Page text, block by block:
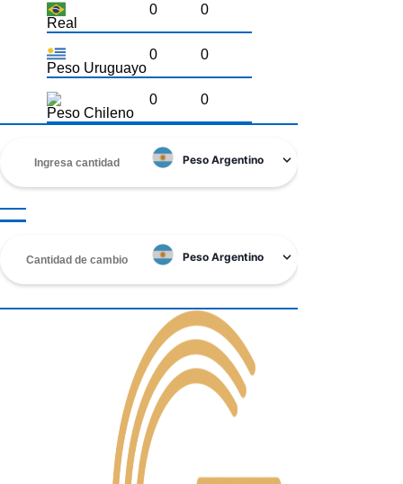
Real
0 0
Peso Uruguayo
0 0
Peso Chileno
0 0